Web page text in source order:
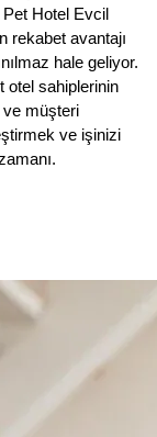
Hotel Evcil
rekabet avantajı
hale geliyor.
otel sahiplerinin
ve müşteri
ve işinizi